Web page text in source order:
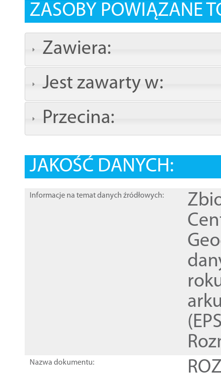
ZASOBY POWIĄZANE
Zawiera:
Jest zawarty w:
Przecina:
JAKOŚĆ DANYCH:
Informacje na temat danych źródłowych:
Nazwa dokumentu: